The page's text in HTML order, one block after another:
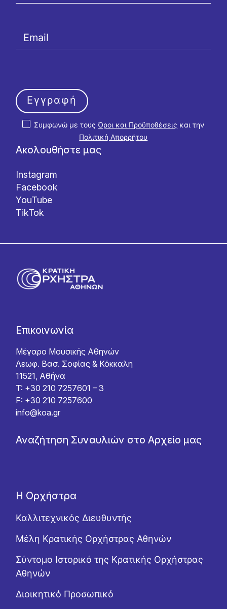
Ακολουθήστε μας
Instagram
Facebook
YouTube
TikTok
Συμφωνώ με τουςΌροι και Προϋποθέσεις και την
Πολιτική Απορρήτου
Εγγραφή
Επικοινωνία
Μέγαρο Μουσικής Αθηνών
Λεωφ. Βασ. Σοφίας & Κόκκαλη
11521, Αθήνα
T: +30 210 7257601 – 3
F: +30 210 7257600
info@koa.gr
Αναζήτηση Συναυλιών στο Αρχείο μας
Η Ορχήστρα
Καλλιτεχνικός Διευθυντής
Μέλη Κρατικής Ορχήστρας Αθηνών
Σύντομο Ιστορικό της Κρατικής Ορχήστρας
Αθηνών
Διοικητικό Προσωπικό